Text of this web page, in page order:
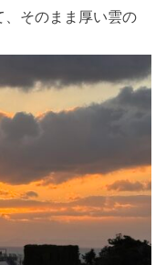
、そのまま厚い雲の